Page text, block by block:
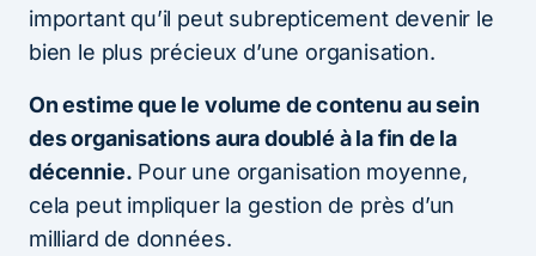
important qu’il peut subrepticement devenir le
bien le plus précieux d’une organisation.
On estime que le volume de contenu au sein
des organisations aura doublé à la fin de la
décennie. Pour une organisation moyenne,
cela peut impliquer la gestion de près d’un
milliard de données.